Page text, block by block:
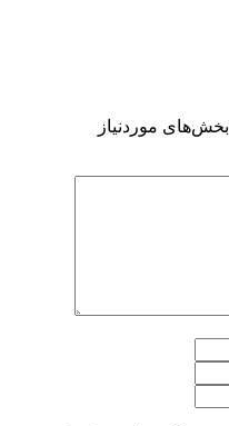
بخش‌های موردنیاز